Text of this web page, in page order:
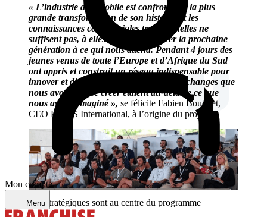
Mon compte
Menu
« L’industrie automobile est confrontée à la plus
grande transformation de son histoire, et les
connaissances commerciales traditionnelles ne
suffisent pas, à elles seules, à préparer la prochaine
génération à ce qui nous attend. Pendant 4 jours des
jeunes venus de toute l’Europe et d’Afrique du Sud
ont appris et construit un réseau indispensable pour
innover et diriger leurs entreprises. Les échanges que
nous avons vus se créer étaient au-delà de ce que
nous avions imaginé », se félicite Fabien Bouquet,
CEO Point S International, à l’origine du projet.
Des sujets stratégiques sont au centre du programme